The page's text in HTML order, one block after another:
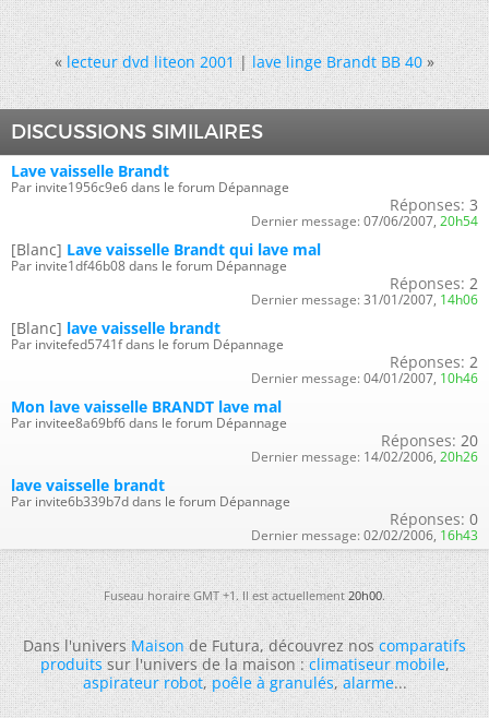
« lecteur dvd liteon 2001|lave linge Brandt BB 40 »
DISCUSSIONS SIMILAIRES
Lave vaisselle Brandt
Par invite1956c9e6 dans le forum Dépannage
Réponses: 3
Dernier message: 07/06/2007, 20h54
[Blanc] Lave vaisselle Brandt qui lave mal
Par invite1df46b08 dans le forum Dépannage
Réponses: 2
Dernier message: 31/01/2007, 14h06
[Blanc] lave vaisselle brandt
Par invitefed5741f dans le forum Dépannage
Réponses: 2
Dernier message: 04/01/2007, 10h46
Mon lave vaisselle BRANDT lave mal
Par invitee8a69bf6 dans le forum Dépannage
Réponses: 20
Dernier message: 14/02/2006, 20h26
lave vaisselle brandt
Par invite6b339b7d dans le forum Dépannage
Réponses: 0
Dernier message: 02/02/2006, 16h43
Fuseau horaire GMT +1. Il est actuellement20h00.
Dans l'universMaisonde Futura, découvrez noscomparatifs
produitssur l'univers de la maison :climatiseur mobile,
aspirateur robot,poêle à granulés,alarme...